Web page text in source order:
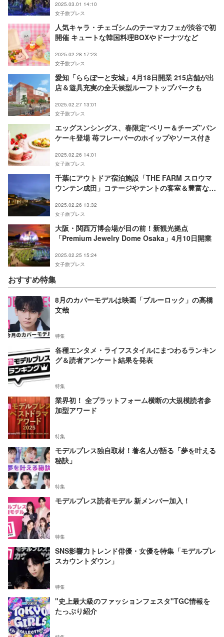
2025.03.01 14:10
女子旅プレス
人気キャラ・チェゴシムのテーマカフェが渋谷で初
開催 キュートな韓国料理BOXやドーナツなど
2025.02.28 17:23
女子旅プレス
愛知「ららぽーと安城」4月18日開業 215店舗が出
店＆遊具充実の全天候型ルーフトップパークも
2025.02.27 13:01
女子旅プレス
エッグスンシングス、春限定“ベリー＆チーズ”パン
ケーキ登場 苺フレーバーのホイップやソース付き
2025.02.26 14:01
女子旅プレス
千葉にアウトドア宿泊施設「THE FARM スロウマ
ウンテン成田」コテージやテントの客室＆豊富なア
2025.02.26 13:32
女子旅プレス
大阪・関西万博会場が目の前！新観光拠点
「Premium Jewelry Dome Osaka」4⽉10日開業
2025.02.25 15:24
女子旅プレス
おすすめ特集
8月のカバーモデルは映画「ブルーロック」の高橋
文哉
特集
各種エンタメ・ライフスタイルにまつわるランキン
グ＆読者アンケート結果を発表
特集
業界初！ 全プラットフォーム横断の大規模読者参
加型アワード
特集
モデルプレス独自取材！著名人が語る「夢を叶える
秘訣」
特集
モデルプレス読者モデル 新メンバー加入！
特集
SNS影響力トレンド俳優・女優を特集「モデルプレ
スカウントダウン」
特集
"史上最大級のファッションフェスタ"TGC情報を
たっぷり紹介